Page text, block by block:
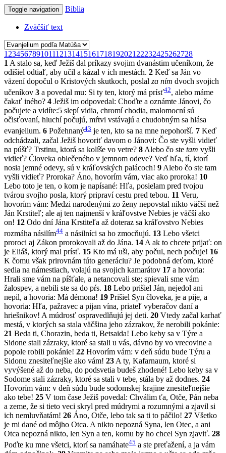
Toggle navigation Biblia
Zväčšiť text
1 23456789101112131415161718192021 22232425262728
1 A stalo sa, keď Ježiš dal príkazy svojim dvanástim učeníkom, že
odišiel odtiaľ, aby učil a kázal v ich mestách. 2 Keď sa Ján vo
väzení dopočul o Kristových skutkoch, poslal za ním dvoch svojich
učeníkov 3 a povedal mu: Si ty ten, ktorý má prísť42, alebo máme
čakať iného? 4 Ježiš im odpovedal: Choďte a oznámte Jánovi, čo
počujete a vidíte:5 slepí vidia, chromí chodia, malomocní sú
očisťovaní, hluchí počujú, mŕtvi vstávajú a chudobným sa hlása
evanjelium. 6 Požehnaný43 je ten, kto sa na mne nepohorší. 7 Keď
odchádzali, začal Ježiš hovoriť davom o Jánovi: Čo ste vyšli vidieť
na púšť? Trstinu, ktorá sa kolíše vo vetre? 8 Alebo čo ste tam vyšli
vidieť? Človeka oblečeného v jemnom odeve? Veď hľa, tí, ktorí
nosia jemné odevy, sú v kráľovských palácoch! 9 Alebo čo ste tam
vyšli vidieť? Proroka? Áno, hovorím vám, viac ako proroka! 10
Lebo toto je ten, o kom je napísané: Hľa, posielam pred tvojou
tvárou svojho posla, ktorý pripraví cestu pred tebou. 11 Veru,
hovorím vám: Medzi narodenými zo ženy nepovstal nikto väčší než
Ján Krstiteľ; ale aj ten najmenší v kráľovstve Nebies je väčší ako
on! 12 Odo dní Jána Krstiteľa až doteraz sa kráľovstvo Nebies
rozmáha násilím44 a násilníci sa ho zmocňujú. 13 Lebo všetci
proroci aj Zákon prorokovali až do Jána. 14 A ak to chcete prijať: on
je Eliáš, ktorý mal prísť. 15 Kto má uši, aby počul, nech počuje! 16
K čomu však prirovnám túto generáciu? Je podobná deťom, ktoré
sedia na námestiach, volajú na svojich kamarátov 17 a hovoria:
Hrali sme vám na píšťale, a netancovali ste; spievali sme vám
žalospev, a nebili ste sa do pŕs. 18 Lebo prišiel Ján, nejedol ani
nepil, a hovoria: Má démona! 19 Prišiel Syn človeka, je a pije, a
hovoria: Hľa, pažravec a pijan vína, priateľ vyberačov daní a
hriešnikov! A múdrosť ospravedlňujú jej deti. 20 Vtedy začal karhať
mestá, v ktorých sa stala väčšina jeho zázrakov, že nerobili pokánie:
21 Beda ti, Chorazin, beda ti, Betsaida! Lebo keby sa v Týre a
Sidone stali zázraky, ktoré sa stali u vás, dávno by vo vrecovine a
popole robili pokánie! 22 Hovorím vám: v deň súdu bude Týru a
Sidonu znesiteľnejšie ako vám! 23 A ty, Kafarnaum, ktoré si
vyvýšené až do neba, do podsvetia budeš zhodené! Lebo keby sa v
Sodome stali zázraky, ktoré sa stali v tebe, stála by až dodnes. 24
Hovorím vám: v deň súdu bude sodomskej krajine znesiteľnejšie
ako tebe! 25 V tom čase Ježiš povedal: Chválim ťa, Otče, Pán neba
a zeme, že si tieto veci skryl pred múdrymi a rozumnými a zjavil si
ich nemluvňatám! 26 Áno, Otče, lebo tak sa ti to páčilo! 27 Všetko
je mi dané od môjho Otca. A nikto nepozná Syna, len Otec, a ani
Otca nepozná nikto, len Syn a ten, komu by ho chcel Syn zjaviť. 28
Poďte ku mne všetci, ktorí sa namáhate45 a ste preťažení, a ja vám